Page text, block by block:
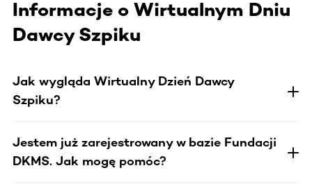
Informacje o Wirtualnym Dniu
Dawcy Szpiku
Jak wygląda Wirtualny Dzień Dawcy
Szpiku?
Jestem już zarejestrowany w bazie Fundacji
DKMS. Jak mogę pomóc?